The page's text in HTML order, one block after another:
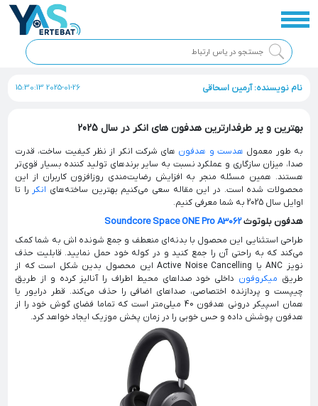
نام نویسنده: آرمین اسحاقی 2025-01-26 15:30:13
بهترین و پر طرفدارترین هدفون های انکر در سال 2025
به طور معمول هدست و هدفون های شرکت انکر از نظر کیفیت ساخت، قدرت
صدا، میزان سازگاری و عملکرد نسبت به سایر برندهای تولید کننده بسیار قوی‌تر
هستند. همین مسئله منجر به افزایش رضایت‌مندی روزافزون کاربران از این
محصولات شده است. در این مقاله سعی می‌کنیم بهترین ساخته‌های انکر را تا
اوایل سال 2025 به شما معرفی کنیم.
هدفون بلوتوثSoundcore Space ONE Pro A3062
طراحی استثنایی این محصول با بدنه‌ای منعطف و جمع شونده اش به شما کمک
می‌کند که به راحتی آن را جمع کنید و در کوله خود حمل نمایید. قابلیت حذف
نویز ANC یا Active Noise Cancelling این محصول بدین شکل است که از
طریق میکروفون داخلی خود صداهای محیط اطراف را آنالیز کرده و از طریق
چیپست و پردازنده اختصاصی، صداهای اضافی را حذف می‌کند. قطر درایور یا
همان اسپیکر درونی هدفون 40 میلی‌متر است که تماما فضای گوش خود را از
هدفون پوشش داده و حس خوبی را در زمان پخش موزیک ایجاد خواهد کرد.